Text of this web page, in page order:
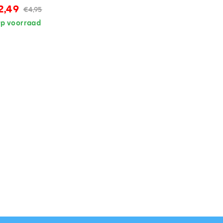
€4,95
voorraad